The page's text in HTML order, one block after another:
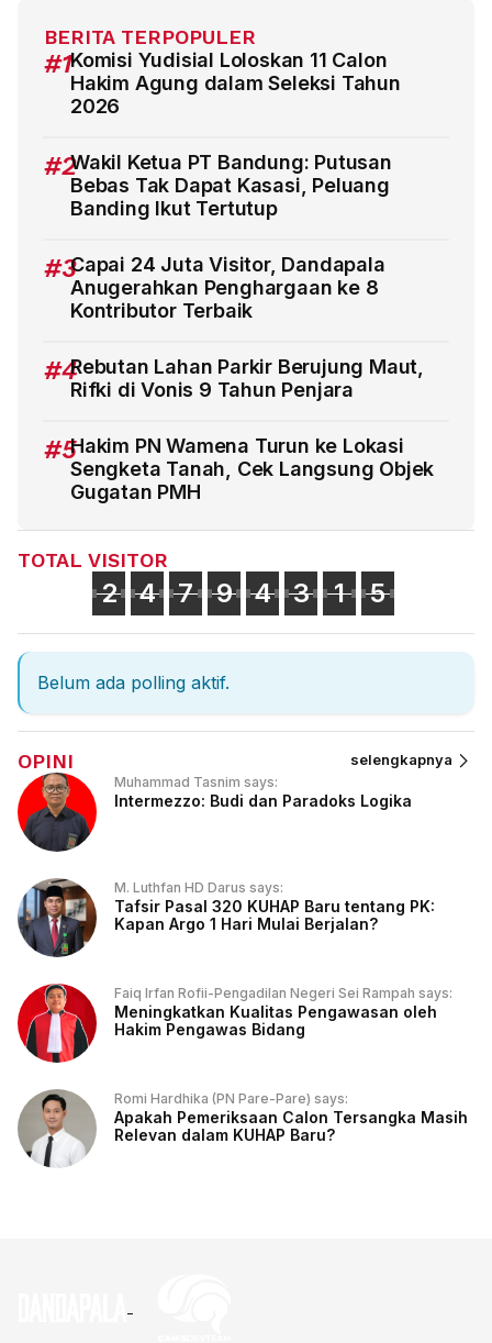
BERITA TERPOPULER
#1Komisi Yudisial Loloskan 11 Calon
Hakim Agung dalam Seleksi Tahun
2026
#2Wakil Ketua PT Bandung: Putusan
Bebas Tak Dapat Kasasi, Peluang
Banding Ikut Tertutup
#3Capai 24 Juta Visitor, Dandapala
Anugerahkan Penghargaan ke 8
Kontributor Terbaik
#4Rebutan Lahan Parkir Berujung Maut,
Rifki di Vonis 9 Tahun Penjara
#5Hakim PN Wamena Turun ke Lokasi
Sengketa Tanah, Cek Langsung Objek
Gugatan PMH
TOTAL VISITOR
2 4 7 9 4 3 1 5
Belum ada polling aktif.
OPINI selengkapnya
Muhammad Tasnim says:
Intermezzo: Budi dan Paradoks Logika
M. Luthfan HD Darus says:
Tafsir Pasal 320 KUHAP Baru tentang PK:
Kapan Argo 1 Hari Mulai Berjalan?
Faiq Irfan Rofii-Pengadilan Negeri Sei Rampah says:
Meningkatkan Kualitas Pengawasan oleh
Hakim Pengawas Bidang
Romi Hardhika (PN Pare-Pare) says:
Apakah Pemeriksaan Calon Tersangka Masih
Relevan dalam KUHAP Baru?